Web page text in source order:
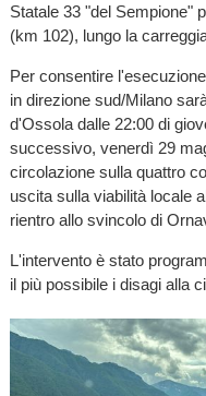
Statale 33 "del Sempione"
(km 102), lungo la
Per consentire
in direzione sud/Milano
d'Ossola dalle 22:00 di
successivo, venerdì 29
circolazione sulla quattro
uscita sulla viabilità locale
rientro allo svincolo di
L'intervento è stato
il più possibile i disagi alla